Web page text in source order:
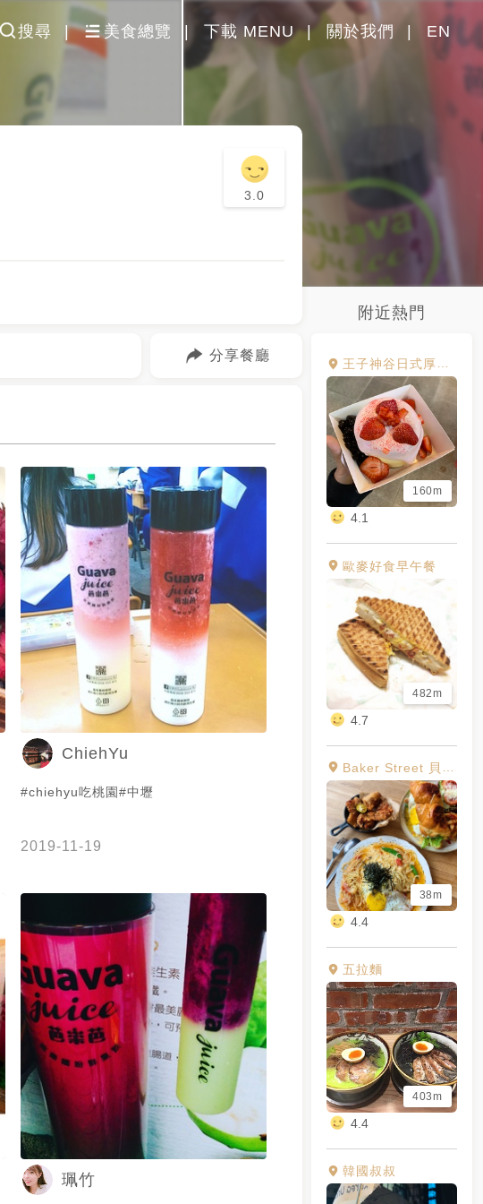
搜尋 美食總覽 下載 MENU 關於我們 EN
附近熱門
王子神谷日式厚鬆餅 中原夜市
160m
4.1
歐麥好食早午餐
482m
4.7
Baker Street 貝克街早午餐
38m
4.4
五拉麵
403m
4.4
韓國叔叔
3.0
分享餐廳
ChiehYu
#chiehyu吃桃園#中壢
2019-11-19
珮竹